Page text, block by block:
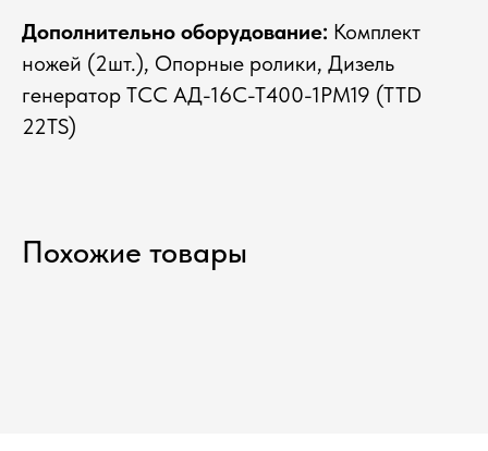
Дополнительно оборудование: Комплект
ножей (2шт.), Опорные ролики, Дизель
генератор ТСС АД-16С-Т400-1РМ19 (TTD
22TS)
Похожие товары